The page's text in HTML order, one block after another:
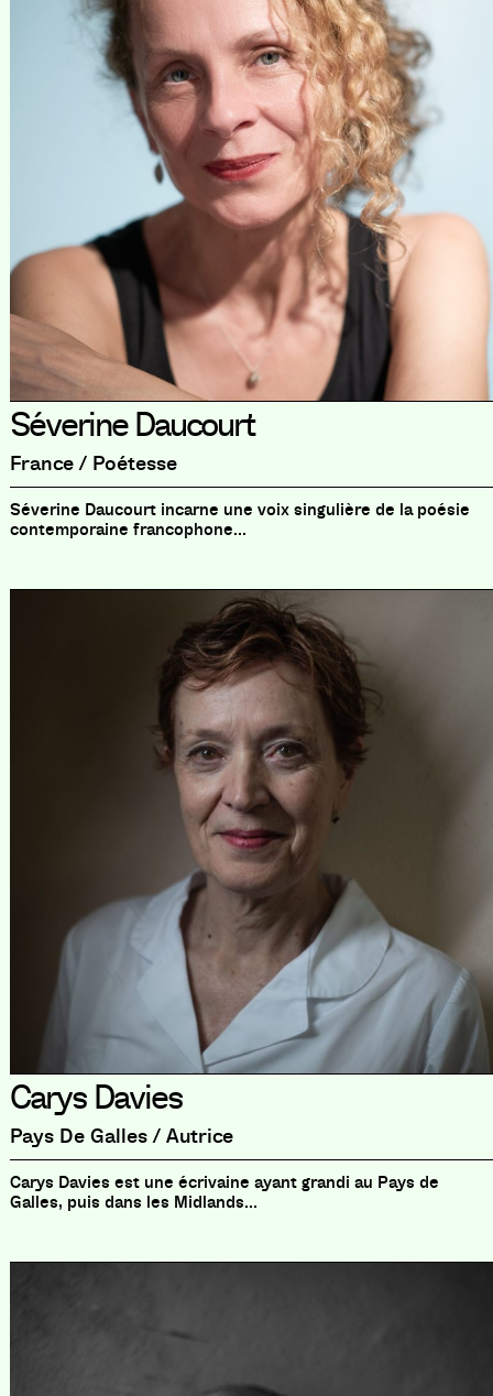
Séverine Daucourt
France / Poétesse
Séverine Daucourt incarne une voix singulière de la poésie
contemporaine francophone...
Carys Davies
Pays De Galles / Autrice
Carys Davies est une écrivaine ayant grandi au Pays de
Galles, puis dans les Midlands...